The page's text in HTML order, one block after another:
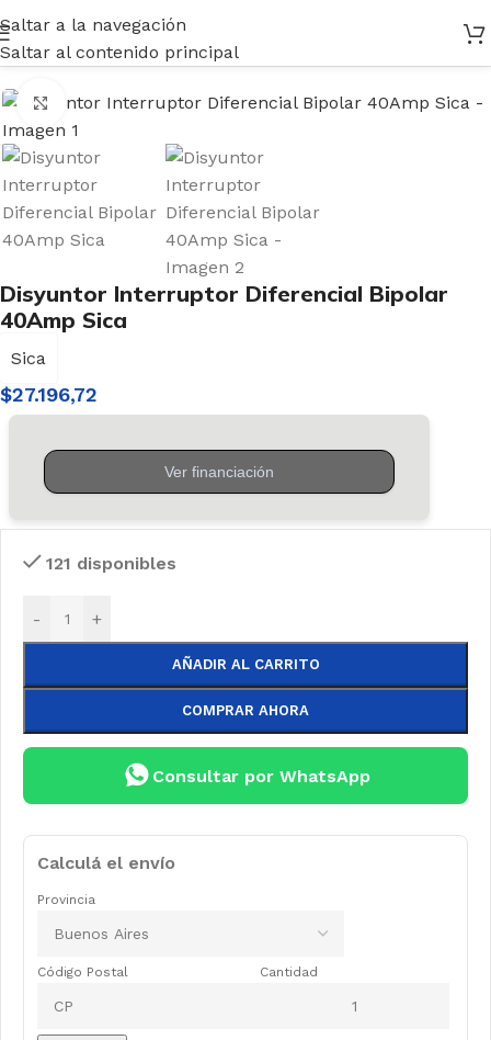
Saltar a la navegación
Saltar al contenido principal
Inicio Electricidad Térmicas y Disyuntores
Haga clic para ampliar
Disyuntor Interruptor Diferencial Bipolar
40Amp Sica
Sica
$27.196,72
121 disponibles
- +
AÑADIR AL CARRITO
COMPRAR AHORA
Consultar por WhatsApp
Calculá el envío
Provincia
Código Postal Cantidad